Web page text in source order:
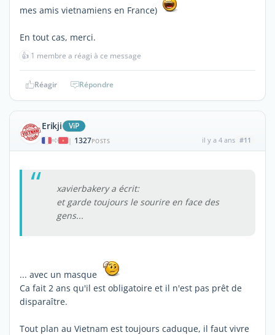
mes amis vietnamiens en France)
En tout cas, merci.
👍 1 membre a réagi à ce message
Réagir Répondre
Erikji ViP
| 1327POSTS il y a 4 ans #11
xavierbakery a écrit:
et garde toujours le sourire en face des
gens...
... avec un masque
Ca fait 2 ans qu'il est obligatoire et il n'est pas prêt de
disparaître.
Tout plan au Vietnam est toujours caduque, il faut vivre